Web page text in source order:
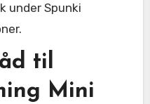
under Spunki
til
Mini